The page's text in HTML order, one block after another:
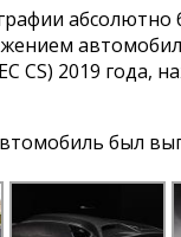
абсолютно
CS) 2019
был